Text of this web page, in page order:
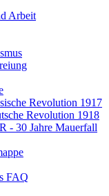
Arbeit
Revolution 1917
Revolution 1918
- 30 Jahre Mauerfall
FAQ